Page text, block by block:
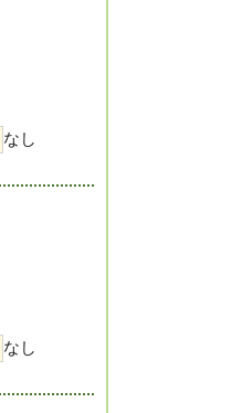
なし
なし